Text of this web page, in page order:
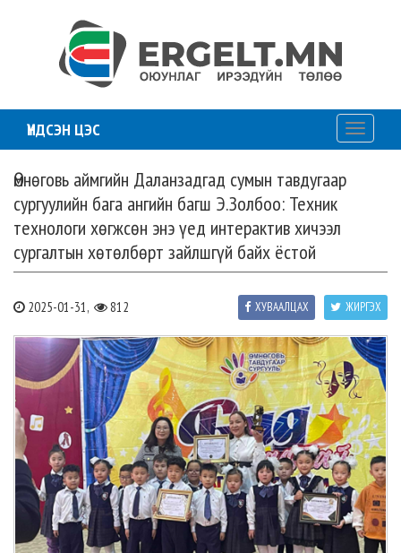
ҮНДСЭН ЦЭС
Toggle
Өмнөговь аймгийн Даланзадгад сумын тавдугаар
сургуулийн бага ангийн багш Э.Золбоо: Техник
технологи хөгжсөн энэ үед интерактив хичээл
сургалтын хөтөлбөрт зайлшгүй байх ёстой
2025-01-31, 812 ЖИРГЭХ
ХУВААЛЦАХ